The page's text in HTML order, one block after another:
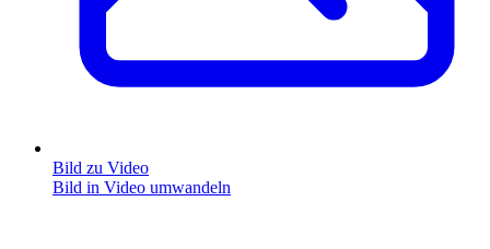
Bild zu Video
Bild in Video umwandeln